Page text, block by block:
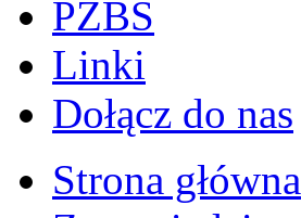
PZBS
Linki
Dołącz do nas
Strona główna